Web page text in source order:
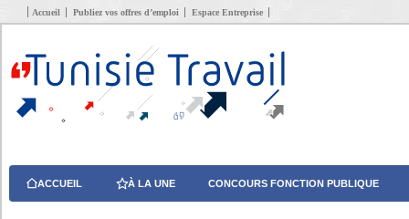
Accueil Publiez vos offres d’emploi Espace Entreprise
ACCUEIL À LA UNE CONCOURS FONCTION PUBLIQUE